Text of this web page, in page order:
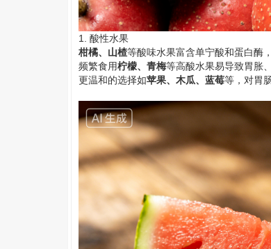
1. 酸性水果
柑橘、山楂等酸味水果富含单宁酸和蛋白酶
频繁食用柠檬、青梅等高酸水果易导致胃胀
更温和的选择如苹果、木瓜、蓝莓等，对胃